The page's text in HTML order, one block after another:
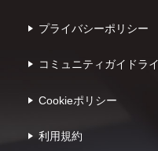
プライバシーポリシー
コミュニティガイドラ
Cookieポリシー
利⽤規約